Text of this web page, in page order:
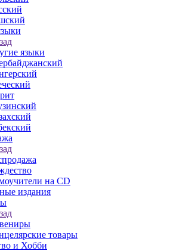
языки
на CD
издания
товары
и Хобби